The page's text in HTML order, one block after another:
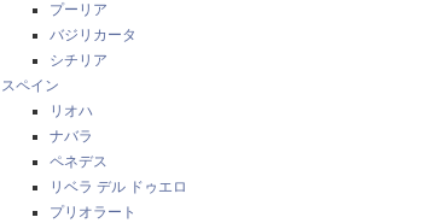
プーリア
バジリカータ
シチリア
スペイン
リオハ
ナバラ
ペネデス
リベラ デル ドゥエロ
プリオラート